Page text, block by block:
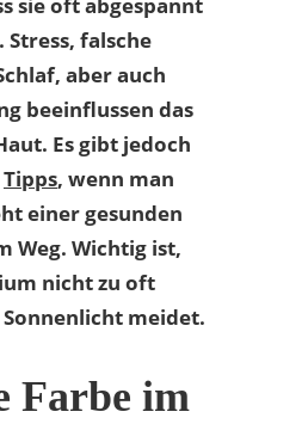
falsche
aber auch
beeinflussen das
Es gibt jedoch
Tipps, wenn man
einer gesunden
Weg. Wichtig ist,
nicht zu oft
meidet.
Farbe im